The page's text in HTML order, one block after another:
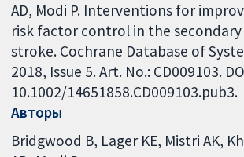
AD, Modi P. Interventions for
risk factor control in the
stroke. Cochrane Database of
2018, Issue 5. Art. No.: CD009103.
10.1002/14651858.CD009103.pub3.
Авторы
Bridgwood B Lager KE Mistri AK